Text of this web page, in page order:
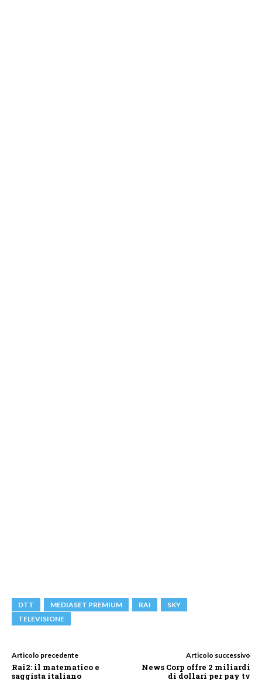
DTT MEDIASET PREMIUM RAI
SKY
TELEVISIONE
Articolo precedente
Rai2: il matematico e
saggista italiano
Articolo successivo
News Corp offre 2 miliardi
di dollari per pay tv